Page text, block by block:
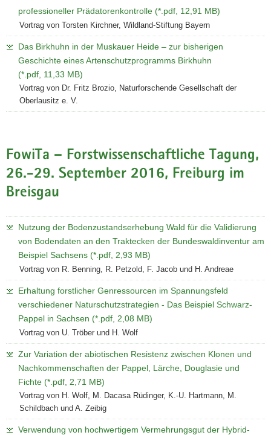
professioneller Prädatorenkontrolle (*.pdf, 12,91 MB)
Vortrag von Torsten Kirchner, Wildland-Stiftung Bayern
Das Birkhuhn in der Muskauer Heide – zur bisherigen
Geschichte eines Artenschutzprogramms Birkhuhn
(*.pdf, 11,33 MB)
Vortrag von Dr. Fritz Brozio, Naturforschende Gesellschaft der
Oberlausitz e. V.
FowiTa – Forstwissenschaftliche Tagung,
26.-29. September 2016, Freiburg im
Breisgau
Nutzung der Bodenzustandserhebung Wald für die Validierung
von Bodendaten an den Traktecken der Bundeswaldinventur am
Beispiel Sachsens (*.pdf, 2,93 MB)
Vortrag von R. Benning, R. Petzold, F. Jacob und H. Andreae
Erhaltung forstlicher Genressourcen im Spannungsfeld
verschiedener Naturschutzstrategien - Das Beispiel Schwarz-
Pappel in Sachsen (*.pdf, 2,08 MB)
Vortrag von U. Tröber und H. Wolf
Zur Variation der abiotischen Resistenz zwischen Klonen und
Nachkommenschaften der Pappel, Lärche, Douglasie und
Fichte (*.pdf, 2,71 MB)
Vortrag von H. Wolf, M. Dacasa Rüdinger, K.-U. Hartmann, M.
Schildbach und A. Zeibig
Verwendung von hochwertigem Vermehrungsgut der Hybrid-